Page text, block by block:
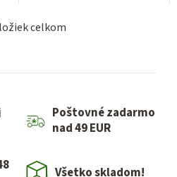
O
l
celkom
Poštovné zadarmo
nad 49 EUR
Všetko skladom!